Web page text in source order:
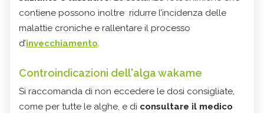
contiene possono inoltre ridurre l’incidenza delle
malattie croniche e rallentare il processo
d’invecchiamento.
Controindicazioni dell'alga wakame
Si raccomanda di non eccedere le dosi consigliate,
come per tutte le alghe, e di consultare il medico